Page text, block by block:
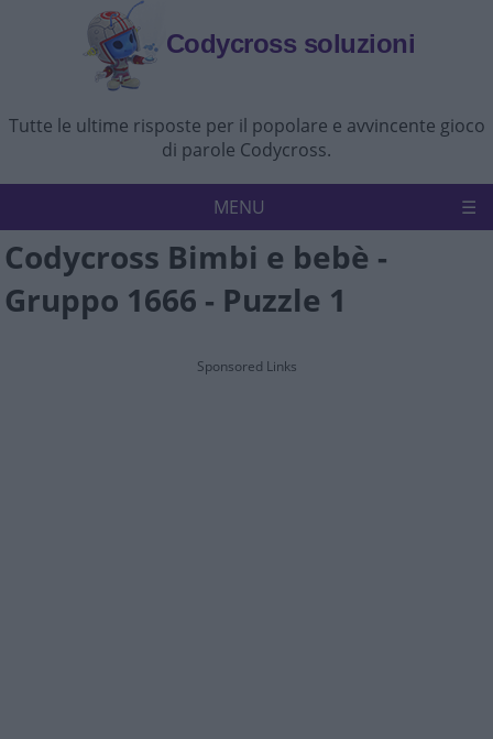
Codycross soluzioni
Tutte le ultime risposte per il popolare e avvincente gioco
di parole Codycross.
MENU
Codycross Politica sulla riservatezza
Disconoscimento Contattaci
Codycross Bimbi e bebè -
Gruppo 1666 - Puzzle 1
Sponsored Links